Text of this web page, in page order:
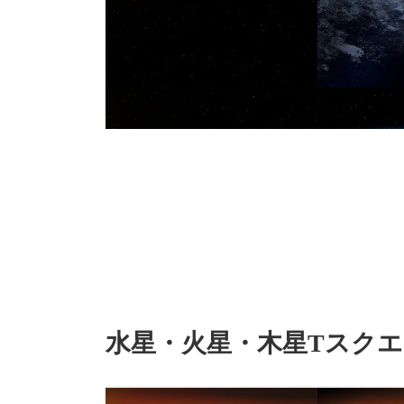
水星・火星・木星Tスク